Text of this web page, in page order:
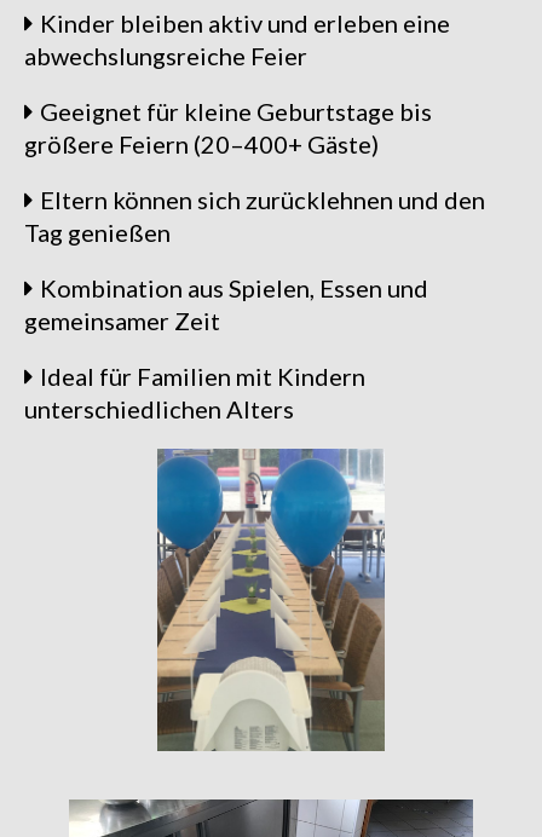
Kinder bleiben aktiv und erleben eine
abwechslungsreiche Feier
Geeignet für kleine Geburtstage bis
größere Feiern (20–400+ Gäste)
Eltern können sich zurücklehnen und den
Tag genießen
Kombination aus Spielen, Essen und
gemeinsamer Zeit
Ideal für Familien mit Kindern
unterschiedlichen Alters